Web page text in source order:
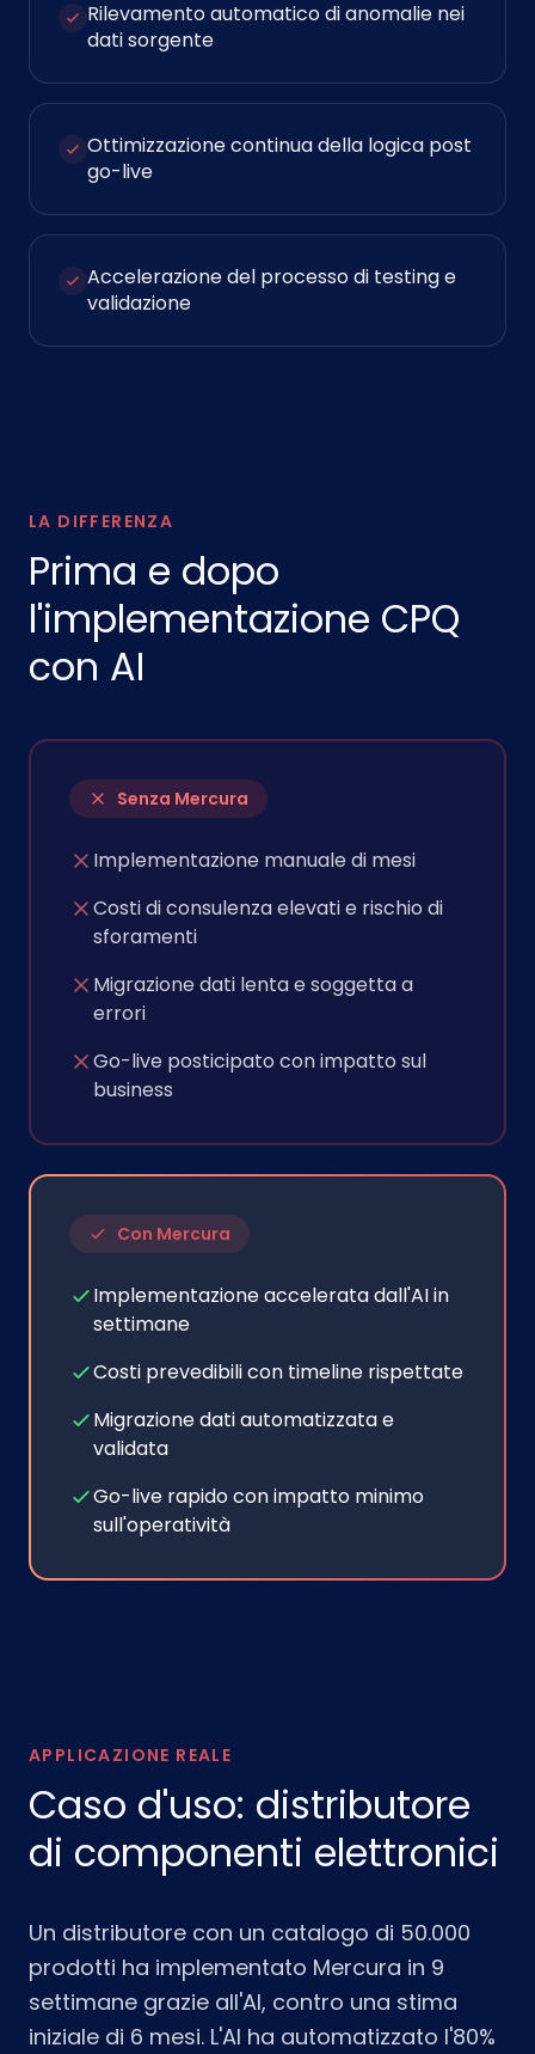
Rilevamento automatico di anomalie nei
dati sorgente
Ottimizzazione continua della logica post
go-live
Accelerazione del processo di testing e
validazione
LA DIFFERENZA
Prima e dopo
l'implementazione CPQ
con AI
Senza Mercura
Implementazione manuale di mesi
Costi di consulenza elevati e rischio di
sforamenti
Migrazione dati lenta e soggetta a
errori
Go-live posticipato con impatto sul
business
Con Mercura
Implementazione accelerata dall'AI in
settimane
Costi prevedibili con timeline rispettate
Migrazione dati automatizzata e
validata
Go-live rapido con impatto minimo
sull'operatività
APPLICAZIONE REALE
Caso d'uso: distributore
di componenti elettronici
Un distributore con un catalogo di 50.000
prodotti ha implementato Mercura in 9
settimane grazie all'AI, contro una stima
iniziale di 6 mesi. L'AI ha automatizzato l'80%